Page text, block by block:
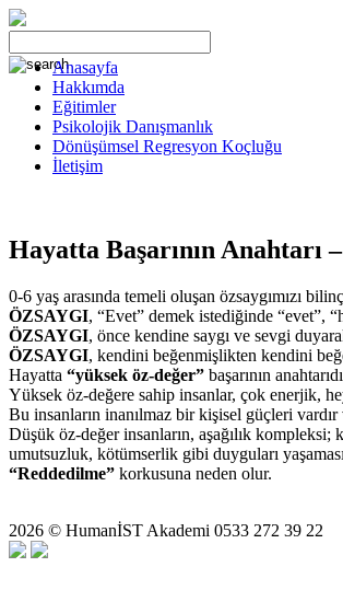
Anasayfa
Hakkımda
Eğitimler
Psikolojik Danışmanlık
Dönüşümsel Regresyon Koçluğu
İletişim
Hayatta Başarının Anahtarı
0-6 yaş arasında temeli oluşan özsaygımızı
ÖZSAYGI, “Evet” demek istediğinde “evet”,
ÖZSAYGI, önce kendine saygı ve sevgi
ÖZSAYGI, kendini beğenmişlikten kendini
Hayatta “yüksek öz-değer” başarının
Yüksek öz-değere sahip insanlar, çok enerjik,
Bu insanların inanılmaz bir kişisel güçleri
Düşük öz-değer insanların, aşağılık
umutsuzluk, kötümserlik gibi duyguları
“Reddedilme” korkusuna neden olur.
2026 © HumanİST Akademi 0533 272 39 22